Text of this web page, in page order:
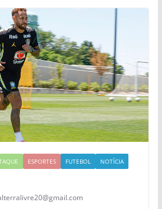
ESPORTES FUTEBOL
NOTÍCIA